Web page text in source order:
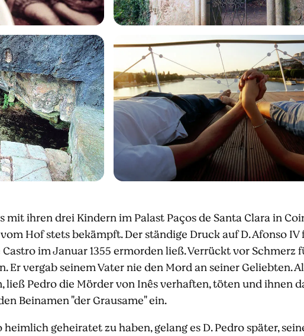
ihren drei Kindern im Palast Paços de Santa Clara in
Hof stets bekämpft. Der ständige Druck auf D. Afonso IV
im Januar 1355 ermorden ließ. Verrückt vor Schmerz
Er vergab seinem Vater nie den Mord an seiner Geliebten.
Pedro die Mörder von Inês verhaften, töten und ihnen
Beinamen "der Grausame" ein.
geheiratet zu haben, gelang es D. Pedro später,